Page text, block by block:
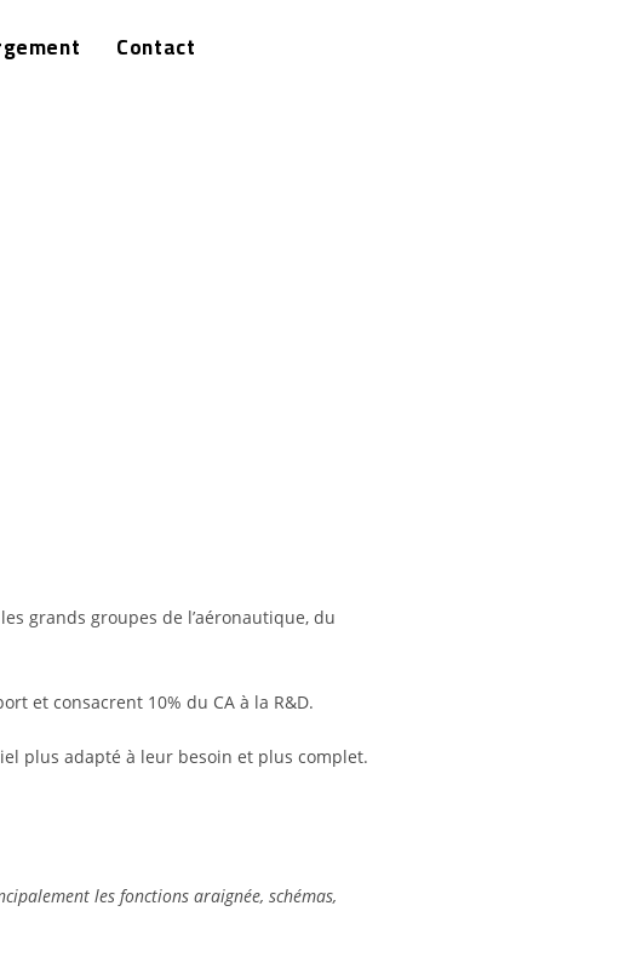
Contact
grands groupes de l’aéronautique, du
et consacrent 10% du CA à la R&D.
plus adapté à leur besoin et plus complet.
les fonctions araignée, schémas,